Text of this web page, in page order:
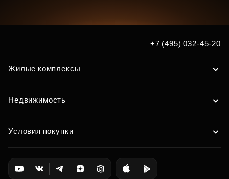
+7 (495) 032-45-20
Жилые комплексы
Недвижимость
Условия покупки